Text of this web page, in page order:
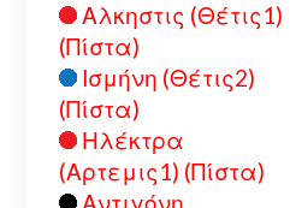
Αλκηστις (Θέτις1)
(Πίστα)
Ισμήνη (Θέτις2)
(Πίστα)
Ηλέκτρα
(Αρτεμις1) (Πίστα)